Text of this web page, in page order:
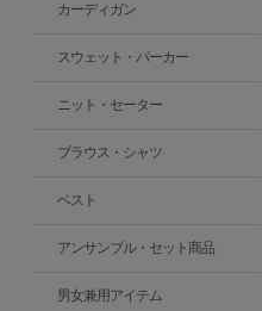
カーディガン
スウェット・パーカー
ニット・セーター
ブラウス・シャツ
ベスト
アンサンブル・セット商品
男女兼用アイテム